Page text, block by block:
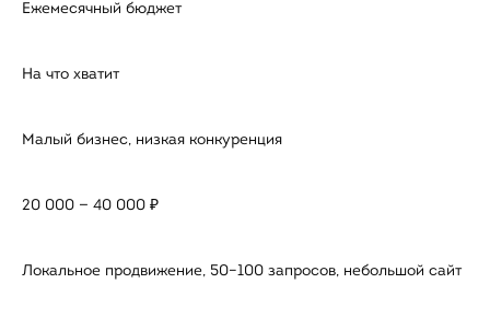
Ежемесячный бюджет
На что хватит
Малый бизнес, низкая конкуренция
20 000 — 40 000 ₽
Локальное продвижение, 50–100 запросов, небольшой сайт